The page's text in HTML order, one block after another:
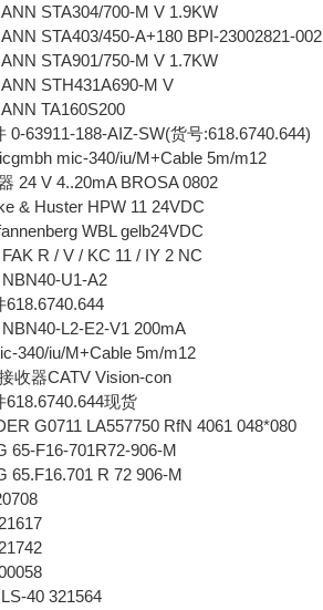
STA304/700-M V 1.9KW
STA403/450-A+180 BPI-23002821-002
STA901/750-M V 1.7KW
STH431A690-M V
TA160S200
0-63911-188-AIZ-SW(货号:618.6740.644)
mic-340/iu/M+Cable 5m/m12
24 V 4..20mA BROSA 0802
& Huster HPW 11 24VDC
WBL gelb24VDC
R / V / KC 11 / IY 2 NC
U1-A2
618.6740.644
L2-E2-V1 200mA
340/iu/M+Cable 5m/m12
收器CATV Vision-con
618.6740.644现货
G0711 LA557750 RfN 4061 048*080
65-F16-701R72-906-M
65.F16.701 R 72 906-M
40 321564